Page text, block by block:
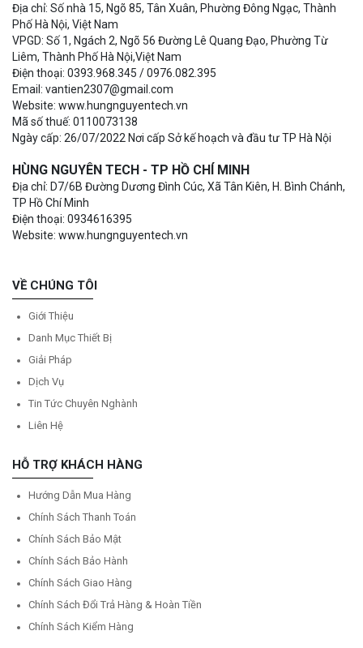
Địa chỉ: Số nhà 15, Ngõ 85, Tân Xuân, Phường Đông Ngạc, Thành
Phố Hà Nội, Việt Nam
VPGD: Số 1, Ngách 2, Ngõ 56 Đường Lê Quang Đạo, Phường Từ
Liêm, Thành Phố Hà Nội,Việt Nam
Điện thoại: 0393.968.345 / 0976.082.395
Email: vantien2307@gmail.com
Website: www.hungnguyentech.vn
Mã số thuế: 0110073138
Ngày cấp: 26/07/2022 Nơi cấp Sở kế hoạch và đầu tư TP Hà Nội
HÙNG NGUYÊN TECH - TP HỒ CHÍ MINH
Địa chỉ: D7/6B Đường Dương Đình Cúc, Xã Tân Kiên, H. Bình Chánh,
TP Hồ Chí Minh
Điện thoại: 0934616395
Website: www.hungnguyentech.vn
VỀ CHÚNG TÔI
Giới Thiệu
Danh Mục Thiết Bị
Giải Pháp
Dịch Vụ
Tin Tức Chuyên Nghành
Liên Hệ
HỖ TRỢ KHÁCH HÀNG
Hướng Dẫn Mua Hàng
Chính Sách Thanh Toán
Chính Sách Bảo Mật
Chính Sách Bảo Hành
Chính Sách Giao Hàng
Chính Sách Đổi Trả Hàng & Hoàn Tiền
Chính Sách Kiểm Hàng